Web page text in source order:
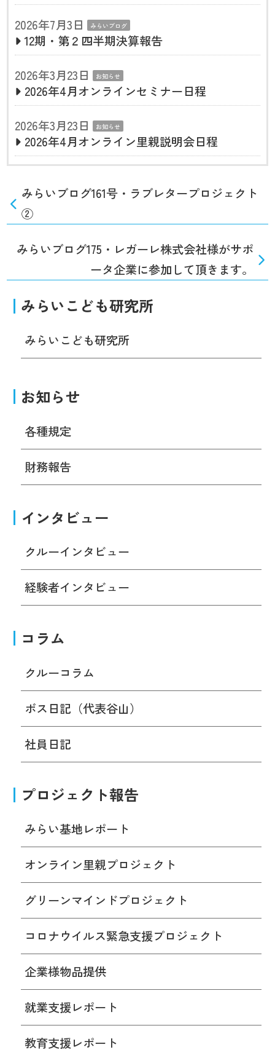
2026年7月3日
みらいブログ
12期・第２四半期決算報告
2026年3月23日
お知らせ
2026年4月オンラインセミナー日程
2026年3月23日
お知らせ
2026年4月オンライン里親説明会日程
みらいブログ161号・ラブレタープロジェクト
②
みらいブログ175・レガーレ株式会社様がサポ
ータ企業に参加して頂きます。
みらいこども研究所
みらいこども研究所
お知らせ
各種規定
財務報告
インタビュー
クルーインタビュー
経験者インタビュー
コラム
クルーコラム
ボス日記（代表谷山）
社員日記
プロジェクト報告
みらい基地レポート
オンライン里親プロジェクト
グリーンマインドプロジェクト
コロナウイルス緊急支援プロジェクト
企業様物品提供
就業支援レポート
教育支援レポート